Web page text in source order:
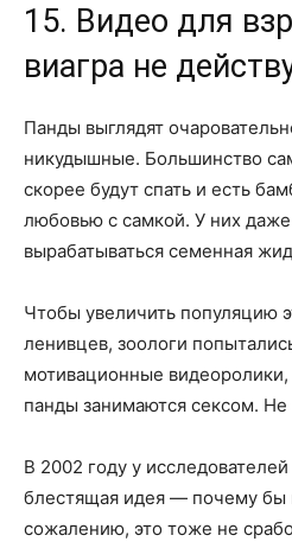
15. Видео для
виагра не
Панды выглядят
никудышные. Большинство
скорее будут спать и есть
любовью с самкой. У них
вырабатываться семенная
Чтобы увеличить популяцию
ленивцев, зоологи
мотивационные видеоролики,
панды занимаются сексом. Не
В 2002 году у
блестящая идея — почему бы
сожалению, это тоже не